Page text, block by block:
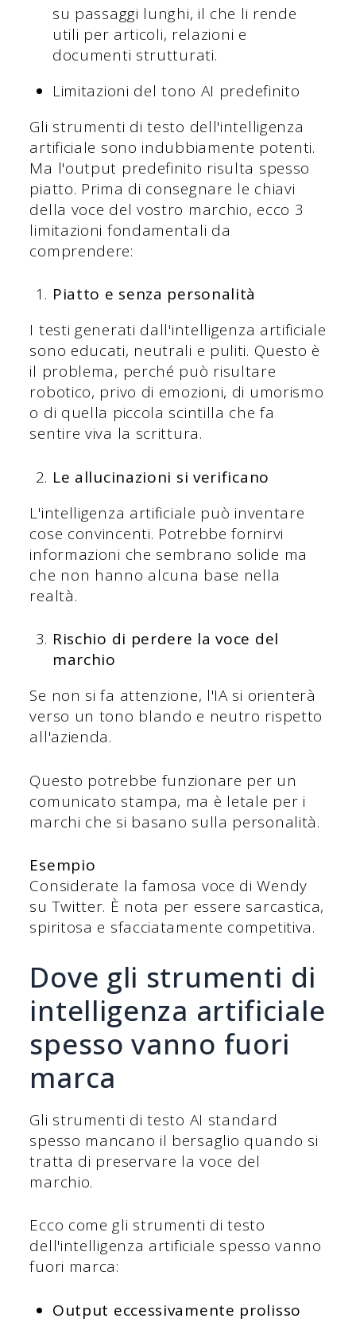
su passaggi lunghi, il che li rende
utili per articoli, relazioni e
documenti strutturati.
Limitazioni del tono AI predefinito
Gli strumenti di testo dell'intelligenza
artificiale sono indubbiamente potenti.
Ma l'output predefinito risulta spesso
piatto. Prima di consegnare le chiavi
della voce del vostro marchio, ecco 3
limitazioni fondamentali da
comprendere:
Piatto e senza personalità
I testi generati dall'intelligenza artificiale
sono educati, neutrali e puliti. Questo è
il problema, perché può risultare
robotico, privo di emozioni, di umorismo
o di quella piccola scintilla che fa
sentire viva la scrittura.
Le allucinazioni si verificano
L'intelligenza artificiale può inventare
cose convincenti. Potrebbe fornirvi
informazioni che sembrano solide ma
che non hanno alcuna base nella
realtà.
Rischio di perdere la voce del
marchio
Se non si fa attenzione, l'IA si orienterà
verso un tono blando e neutro rispetto
all'azienda.
Questo potrebbe funzionare per un
comunicato stampa, ma è letale per i
marchi che si basano sulla personalità.
Esempio
Considerate la famosa voce di Wendy
su Twitter. È nota per essere sarcastica,
spiritosa e sfacciatamente competitiva.
Dove gli strumenti di
intelligenza artificiale
spesso vanno fuori
marca
Gli strumenti di testo AI standard
spesso mancano il bersaglio quando si
tratta di preservare la voce del
marchio.
Ecco come gli strumenti di testo
dell'intelligenza artificiale spesso vanno
fuori marca:
Output eccessivamente prolisso